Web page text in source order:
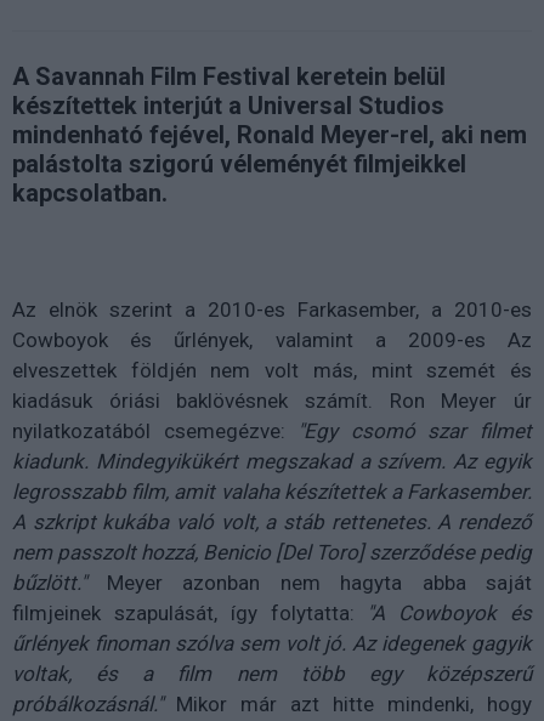
A Savannah Film Festival keretein belül
készítettek interjút a Universal Studios
mindenható fejével, Ronald Meyer-rel, aki nem
palástolta szigorú véleményét filmjeikkel
kapcsolatban.
Az elnök szerint a 2010-es Farkasember, a 2010-es
Cowboyok és űrlények, valamint a 2009-es Az
elveszettek földjén nem volt más, mint szemét és
kiadásuk óriási baklövésnek számít. Ron Meyer úr
nyilatkozatából csemegézve:
"Egy csomó szar filmet
kiadunk. Mindegyikükért megszakad a szívem. Az egyik
legrosszabb film, amit valaha készítettek a Farkasember.
A szkript kukába való volt, a stáb rettenetes. A rendező
nem passzolt hozzá, Benicio [Del Toro] szerződése pedig
bűzlött." Meyer azonban nem hagyta abba saját
filmjeinek szapulását, így folytatta:
"A Cowboyok és
űrlények finoman szólva sem volt jó. Az idegenek gagyik
voltak, és a film nem több egy középszerű
próbálkozásnál." Mikor már azt hitte mindenki, hogy